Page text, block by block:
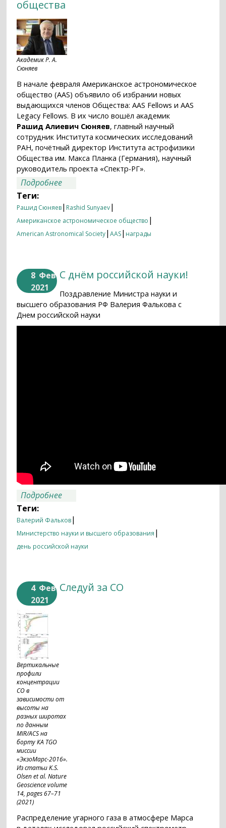
общества
Академик Р. А.
Сюняев
В начале февраля Американское астрономическое
общество (AAS) объявило об избрании новых
выдающихся членов Общества: AAS Fellows и AAS
Legacy Fellows. В их число вошёл академик
Рашид Алиевич Сюняев, главный научный
сотрудник Института космических исследований
РАН, почётный директор Института астрофизики
Общества им. Макса Планка (Германия), научный
руководитель проекта «Спектр-РГ».
Подробнее
Американского астрономического
общества
Теги:
Рашид Сюняев| Rashid Sunyaev|
Американское астрономическое общество |
American Astronomical Society|AAS| награды
8 Фев
2021
С днём российской науки!
Поздравление Министра науки и
высшего образования РФ Валерия Фалькова с
Днем российской науки
Подробнее
Теги:
Валерий Фальков|
Министерство науки и высшего образования |
день российской науки
4 Фев
2021
Следуй за СО
Вертикальные
профили
концентрации
CO в
зависимости от
высоты на
разных широтах
по данным
MIR/ACS на
борту КА TGO
миссии
«ЭкзоМарс-2016».
Из статьи K.S.
Olsen et al. Nature
Geoscience volume
14, pages 67–71
(2021)
Распределение угарного газа в атмосфере Марса